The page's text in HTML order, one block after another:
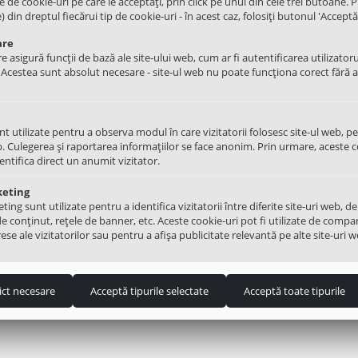
(15)
apa Askoll M325 40W
45.00Lei
COK601UN
(14)
Generator scanteie 4 arzatoare
din dreptul fiecărui tip de cookie-uri - în acest caz, folosiți butonul
asigură funcții de bază ale site-ului web, cum ar fi autentificarea
sunt absolut necesare - site-ul web nu poate funcționa corect fără
utilizate pentru a observa modul în care vizitatorii folosesc site-ul web,
și raportarea informațiilor se face anonim. Prin urmare, aceste
direct un anumit vizitator.
sunt utilizate pentru a identifica vizitatorii între diferite site-uri web,
conținut, rețele de banner, etc. Aceste cookie-uri pot fi utilizate de
ale vizitatorilor sau pentru a afișa publicitate relevantă pe alte site-uri
necesare Acceptă tipurile selectate Acceptă toate tipurile